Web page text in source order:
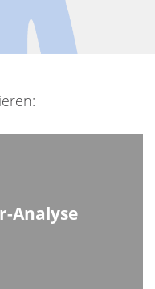
Analyse